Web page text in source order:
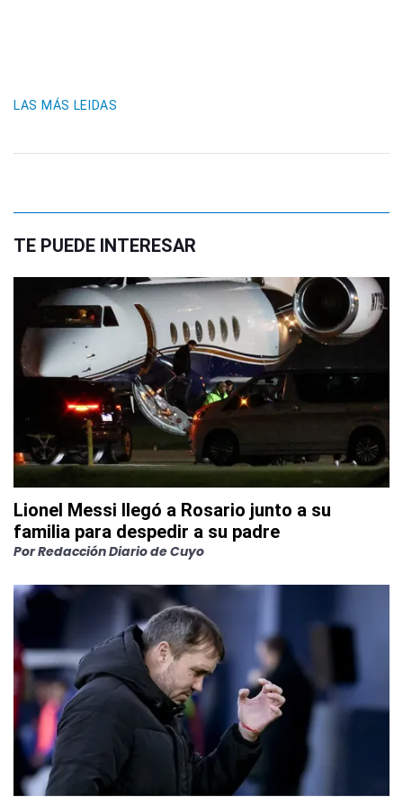
LAS MÁS LEIDAS
TE PUEDE INTERESAR
Lionel Messi llegó a Rosario junto a su
familia para despedir a su padre
PorRedacción Diario de Cuyo